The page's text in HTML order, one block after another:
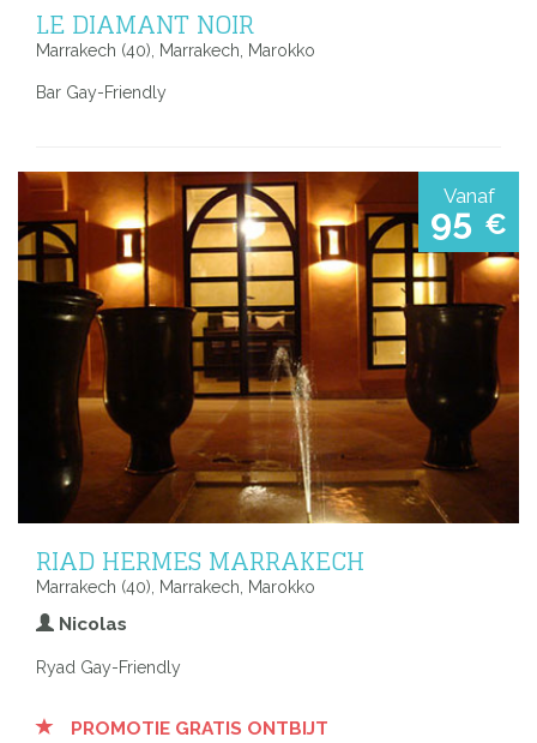
LE DIAMANT NOIR
Marrakech (40), Marrakech, Marokko
Bar Gay-Friendly
Vanaf
95 €
RIAD HERMES MARRAKECH
Marrakech (40), Marrakech, Marokko
Nicolas
Ryad Gay-Friendly
PROMOTIE GRATIS ONTBIJT